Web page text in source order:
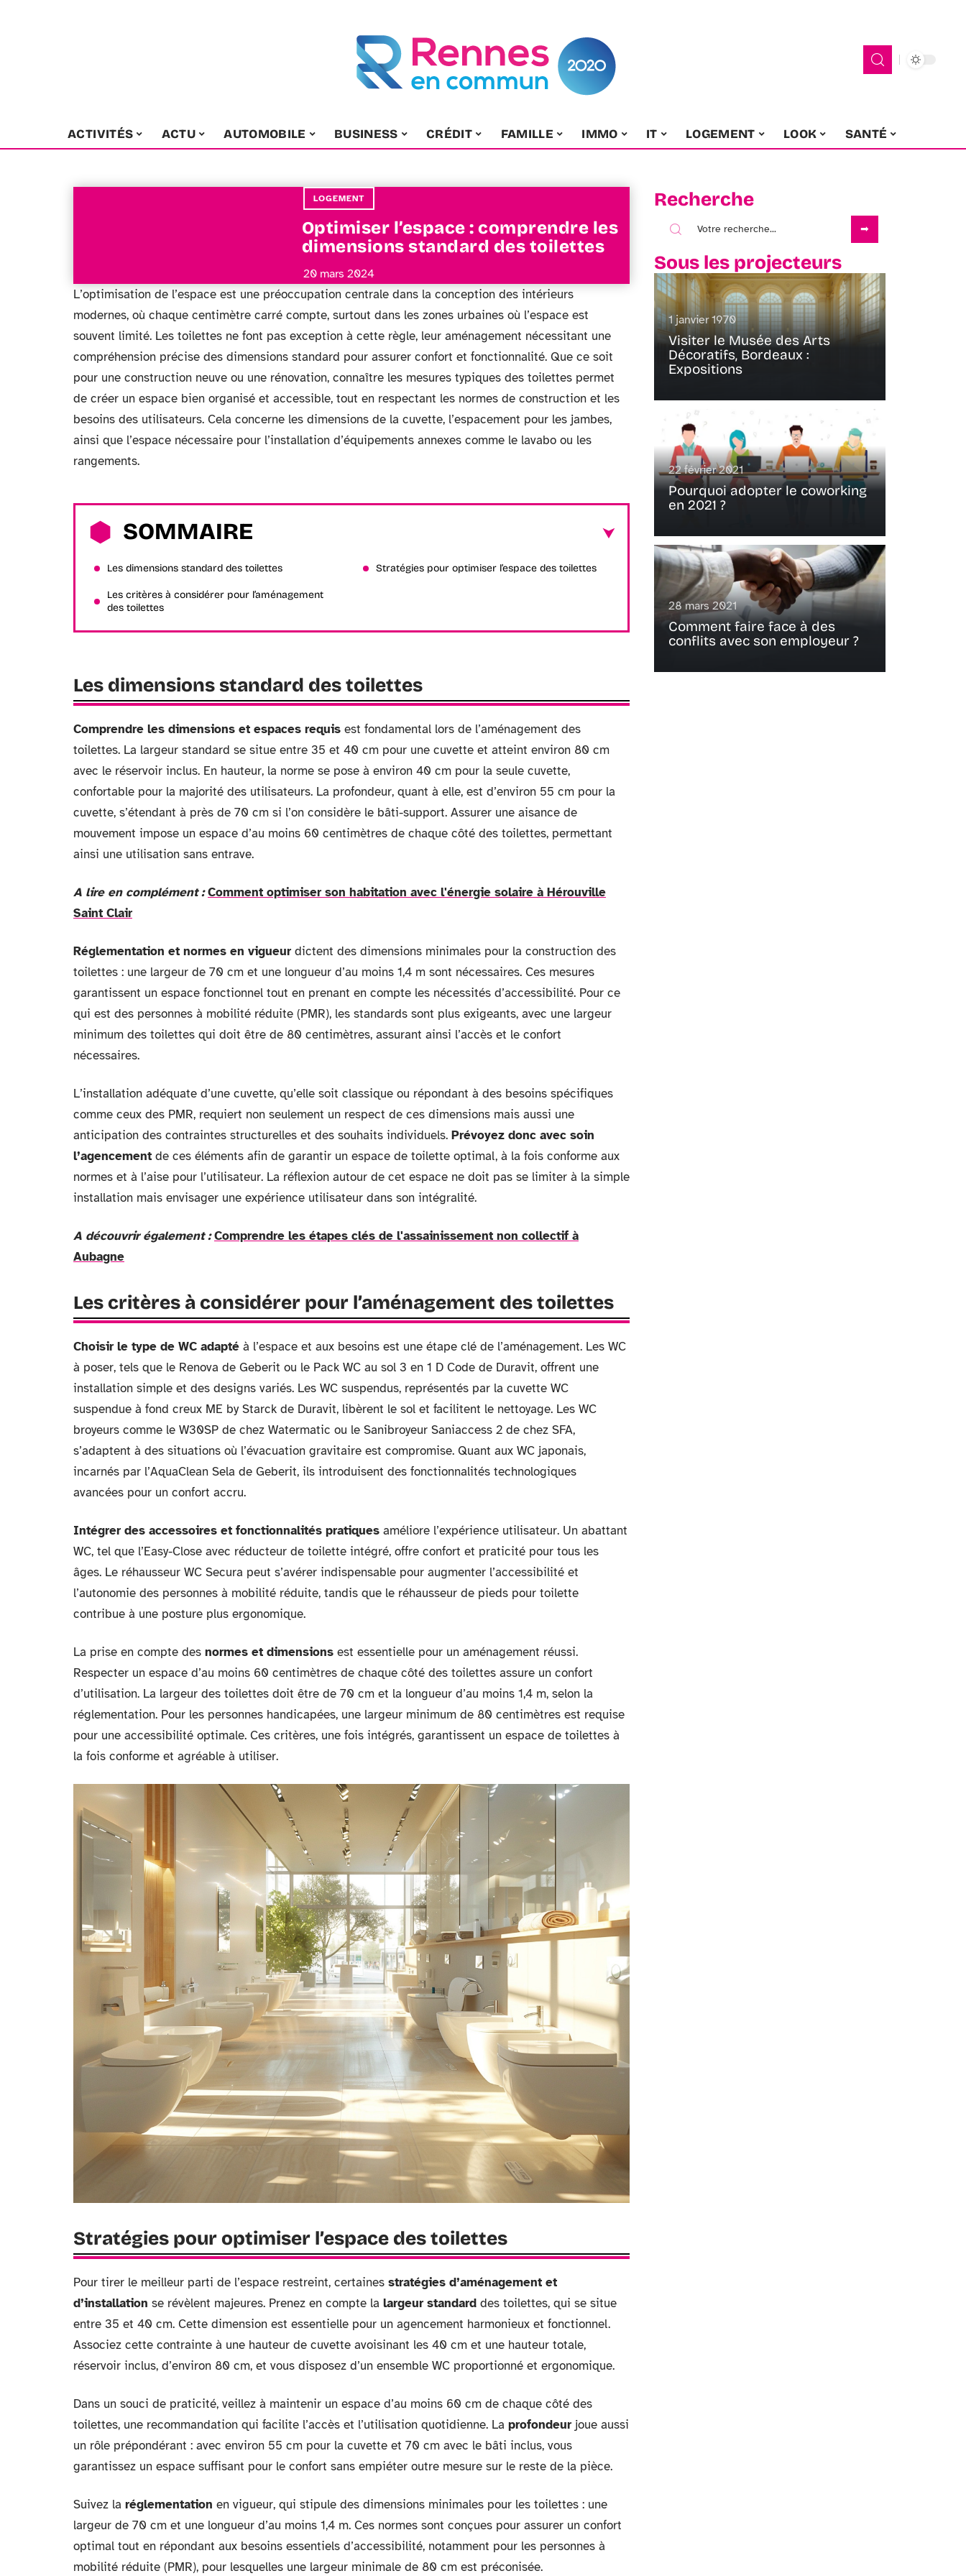
ACTIVITÉS ACTU AUTOMOBILE BUSINESS CRÉDIT FAMILLE IMMO IT LOGEMENT LOOK SANTÉ
LOGEMENT
Optimiser l’espace : comprendre les
dimensions standard des toilettes
20 mars 2024
L’optimisation de l’espace est une préoccupation centrale dans la conception des intérieurs
modernes, où chaque centimètre carré compte, surtout dans les zones urbaines où l’espace est
souvent limité. Les toilettes ne font pas exception à cette règle, leur aménagement nécessitant une
compréhension précise des dimensions standard pour assurer confort et fonctionnalité. Que ce soit
pour une construction neuve ou une rénovation, connaître les mesures typiques des toilettes permet
de créer un espace bien organisé et accessible, tout en respectant les normes de construction et les
besoins des utilisateurs. Cela concerne les dimensions de la cuvette, l’espacement pour les jambes,
ainsi que l’espace nécessaire pour l’installation d’équipements annexes comme le lavabo ou les
rangements.
SOMMAIRE
Les dimensions standard des toilettes
Les critères à considérer pour l’aménagement
des toilettes
Stratégies pour optimiser l’espace des toilettes
Les dimensions standard des toilettes
Comprendre les dimensions et espaces requis est fondamental lors de l’aménagement des
toilettes. La largeur standard se situe entre 35 et 40 cm pour une cuvette et atteint environ 80 cm
avec le réservoir inclus. En hauteur, la norme se pose à environ 40 cm pour la seule cuvette,
confortable pour la majorité des utilisateurs. La profondeur, quant à elle, est d’environ 55 cm pour la
cuvette, s’étendant à près de 70 cm si l’on considère le bâti-support. Assurer une aisance de
mouvement impose un espace d’au moins 60 centimètres de chaque côté des toilettes, permettant
ainsi une utilisation sans entrave.
A lire en complément : Comment optimiser son habitation avec l'énergie solaire à Hérouville
Saint Clair
Réglementation et normes en vigueur dictent des dimensions minimales pour la construction des
toilettes : une largeur de 70 cm et une longueur d’au moins 1,4 m sont nécessaires. Ces mesures
garantissent un espace fonctionnel tout en prenant en compte les nécessités d’accessibilité. Pour ce
qui est des personnes à mobilité réduite (PMR), les standards sont plus exigeants, avec une largeur
minimum des toilettes qui doit être de 80 centimètres, assurant ainsi l’accès et le confort
nécessaires.
L’installation adéquate d’une cuvette, qu’elle soit classique ou répondant à des besoins spécifiques
comme ceux des PMR, requiert non seulement un respect de ces dimensions mais aussi une
anticipation des contraintes structurelles et des souhaits individuels. Prévoyez donc avec soin
l’agencement de ces éléments afin de garantir un espace de toilette optimal, à la fois conforme aux
normes et à l’aise pour l’utilisateur. La réflexion autour de cet espace ne doit pas se limiter à la simple
installation mais envisager une expérience utilisateur dans son intégralité.
A découvrir également : Comprendre les étapes clés de l'assainissement non collectif à
Aubagne
Les critères à considérer pour l’aménagement des toilettes
Choisir le type de WC adapté à l’espace et aux besoins est une étape clé de l’aménagement. Les WC
à poser, tels que le Renova de Geberit ou le Pack WC au sol 3 en 1 D Code de Duravit, offrent une
installation simple et des designs variés. Les WC suspendus, représentés par la cuvette WC
suspendue à fond creux ME by Starck de Duravit, libèrent le sol et facilitent le nettoyage. Les WC
broyeurs comme le W30SP de chez Watermatic ou le Sanibroyeur Saniaccess 2 de chez SFA,
s’adaptent à des situations où l’évacuation gravitaire est compromise. Quant aux WC japonais,
incarnés par l’AquaClean Sela de Geberit, ils introduisent des fonctionnalités technologiques
avancées pour un confort accru.
Intégrer des accessoires et fonctionnalités pratiques améliore l’expérience utilisateur. Un abattant
WC, tel que l’Easy-Close avec réducteur de toilette intégré, offre confort et praticité pour tous les
âges. Le réhausseur WC Secura peut s’avérer indispensable pour augmenter l’accessibilité et
l’autonomie des personnes à mobilité réduite, tandis que le réhausseur de pieds pour toilette
contribue à une posture plus ergonomique.
La prise en compte des normes et dimensions est essentielle pour un aménagement réussi.
Respecter un espace d’au moins 60 centimètres de chaque côté des toilettes assure un confort
d’utilisation. La largeur des toilettes doit être de 70 cm et la longueur d’au moins 1,4 m, selon la
réglementation. Pour les personnes handicapées, une largeur minimum de 80 centimètres est requise
pour une accessibilité optimale. Ces critères, une fois intégrés, garantissent un espace de toilettes à
la fois conforme et agréable à utiliser.
Stratégies pour optimiser l’espace des toilettes
Pour tirer le meilleur parti de l’espace restreint, certaines stratégies d’aménagement et
d’installation se révèlent majeures. Prenez en compte la largeur standard des toilettes, qui se situe
entre 35 et 40 cm. Cette dimension est essentielle pour un agencement harmonieux et fonctionnel.
Associez cette contrainte à une hauteur de cuvette avoisinant les 40 cm et une hauteur totale,
réservoir inclus, d’environ 80 cm, et vous disposez d’un ensemble WC proportionné et ergonomique.
Dans un souci de praticité, veillez à maintenir un espace d’au moins 60 cm de chaque côté des
toilettes, une recommandation qui facilite l’accès et l’utilisation quotidienne. La profondeur joue aussi
un rôle prépondérant : avec environ 55 cm pour la cuvette et 70 cm avec le bâti inclus, vous
garantissez un espace suffisant pour le confort sans empiéter outre mesure sur le reste de la pièce.
Suivez la réglementation en vigueur, qui stipule des dimensions minimales pour les toilettes : une
largeur de 70 cm et une longueur d’au moins 1,4 m. Ces normes sont conçues pour assurer un confort
optimal tout en répondant aux besoins essentiels d’accessibilité, notamment pour les personnes à
mobilité réduite (PMR), pour lesquelles une largeur minimale de 80 cm est préconisée.
Recherche
Sous les projecteurs
1 janvier 1970
Visiter le Musée des Arts
Décoratifs, Bordeaux :
Expositions
22 février 2021
Pourquoi adopter le coworking
en 2021 ?
28 mars 2021
Comment faire face à des
conflits avec son employeur ?